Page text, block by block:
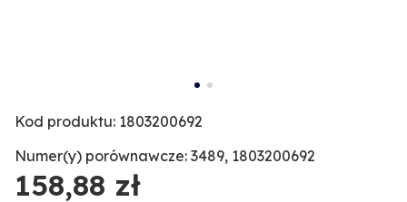
Kod produktu: 1803200692
Numer(y) porównawcze: 3489, 1803200692
158,88 zł